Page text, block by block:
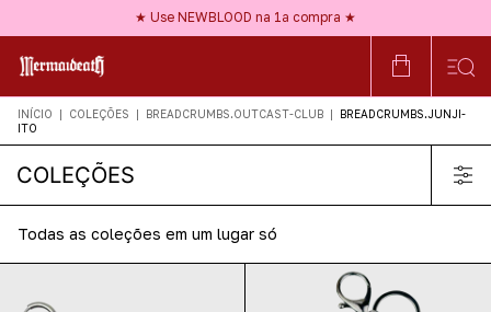
★ Use NEWBLOOD na 1ª compra ★
★ Nossos acessórios são HIPOALERGÊNICOS ★
INÍCIO | COLEÇÕES | BREADCRUMBS.OUTCAST-CLUB |
BREADCRUMBS.JUNJI-
ITO
COLEÇÕES
Todas as coleções em um lugar só